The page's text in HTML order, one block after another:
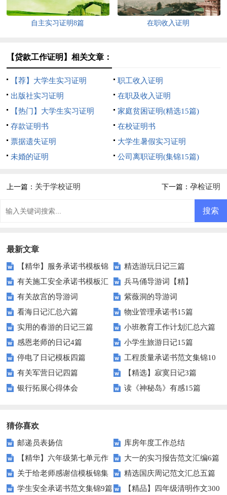
自主实习证明8篇 在职收入证明
【贷款工作证明】相关文章：
【荐】大学生实习证明
职工收入证明
出版社实习证明
在职及收入证明
【热门】大学生实习证明
家庭贫困证明(精选15篇)
存款证明书
在校证明书
票据遗失证明
大学生暑假实习证明
未婚的证明
公司离职证明(集锦15篇)
上一篇： 关于学校证明 下一篇： 孕检证明
最新文章
【精华】服务承诺书模板锦
集十篇
精选游玩日记三篇
有关施工安全承诺书模板汇
编十篇
兵马俑导游词【精】
有关故宫的导游词
紫薇洞的导游词
看海日记汇总六篇
物业管理承诺书15篇
实用的春游的日记三篇
小班教育工作计划汇总六篇
感恩老师的日记4篇
小学生旅游日记15篇
停电了日记模板四篇
工程质量承诺书范文集锦10
篇
有关军营日记四篇
【精选】寂寞日记3篇
银行拓展心得体会
读《神秘岛》有感15篇
猜你喜欢
邮递员表扬信
库房年度工作总结
【精华】六年级第七单元作
文汇编十篇
大一的实习报告范文汇编6篇
关于给老师感谢信模板锦集
九篇
精选国庆周记范文汇总五篇
学生安全承诺书范文集锦9篇
【精品】四年级清明作文300